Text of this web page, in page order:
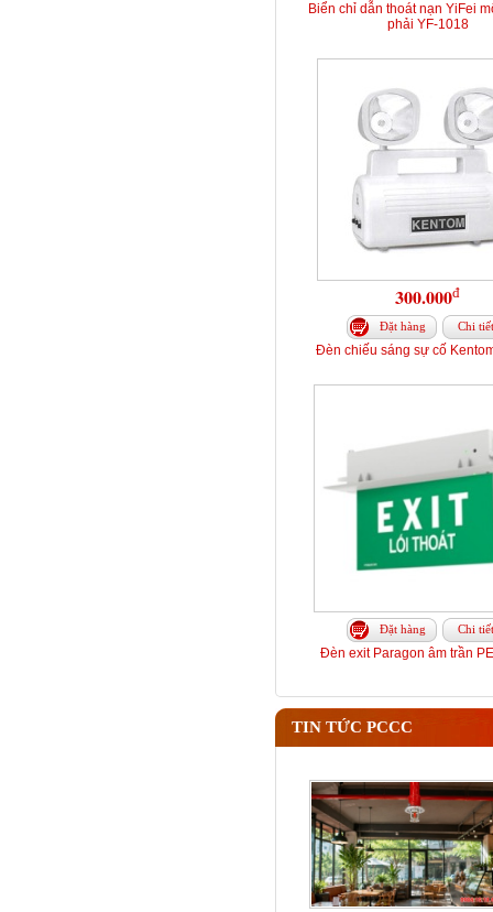
Biển chỉ dẫn thoát nạn YiFei
phải YF-1018
300.000đ
Đặt hàng Chi tiết
Đèn chiếu sáng sự cố
Đặt hàng Chi tiết
Đèn exit Paragon âm trần
TIN TỨC PCCC